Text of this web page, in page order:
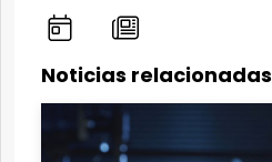
Noticias relacionadas